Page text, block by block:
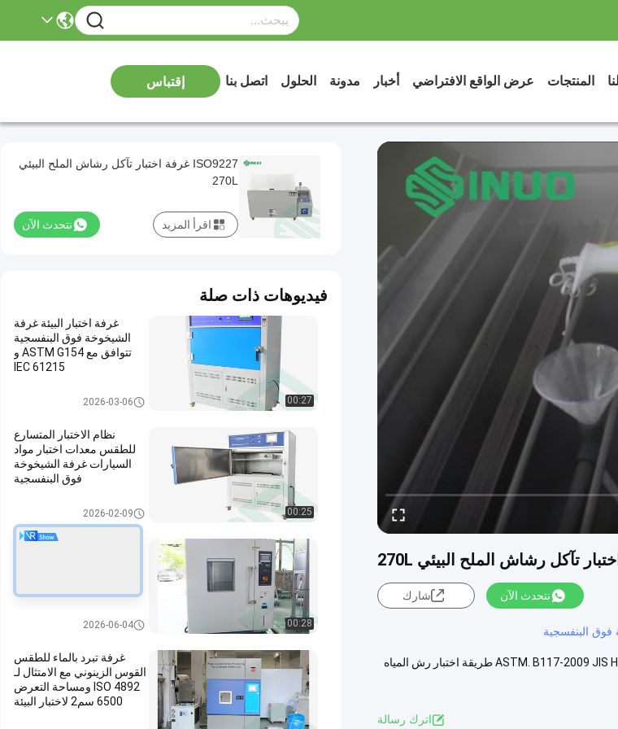
المنتجات عرض الواقع الافتراضي أخبار مدونة الحلول اتصل بنا إقتباس
نتحدث الآن شارك
فوق البنفسجية
ISO9227 غرفة اختبار تآكل رشاش الملح البيئي 270L المعايير والبنود الممتازة اختبار رش الملح ASTM. B117-2009 JIS H8502 طريقة اختبار رش المياه
اترك رسالة
ISO9227 غرفة اختبار تآكل رشاش الملح البيئي
270L
نتحدث الآن اقرأ المزيد
فيديوهات ذات صلة
00:27
غرفة اختبار البيئة غرفة
الشيخوخة فوق البنفسجية
تتوافق مع ASTM G154 و
IEC 61215
غرفة الاختبار البيئي2026-03-06
00:25
نظام الاختبار المتسارع
للطقس معدات اختبار مواد
السيارات غرفة الشيخوخة
فوق البنفسجية
غرفة الاختبار البيئي2026-02-09
00:28
الحرارة والرطوبة
غرفة الاختبار البيئي2026-06-04
غرفة تبرد بالماء للطقس
القوس الزينوني مع الامتثال لـ
ISO 4892 ومساحة التعرض
6500 سم2 لاختبار البيئة